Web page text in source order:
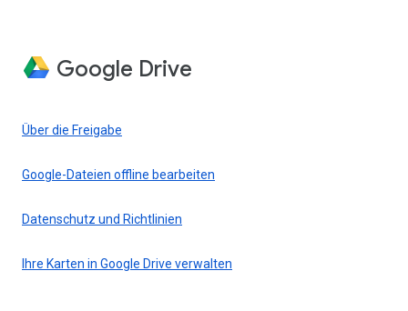
Google Drive
Über die Freigabe
Google-Dateien offline bearbeiten
Datenschutz und Richtlinien
Ihre Karten in Google Drive verwalten